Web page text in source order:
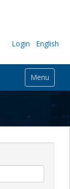
Login English
Menu